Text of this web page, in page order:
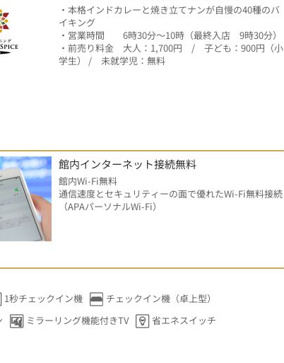
・本格インドカレーと焼き立てナンが自慢の40種のバ
イキング
・営業時間　　6時30分～10時（最終入店　9時30分）
・前売り料金　大人：1,700円　/　子ども：900円（小
学生） /　未就学児：無料
館内インターネット接続無料
館内Wi-Fi無料
通信速度とセキュリティーの面で優れたWi-Fi無料接続
（APAパーソナルWi-Fi）
1秒チェックイン機
チェックイン機（卓上型）
ミラーリング機能付きTV
省エネスイッチ